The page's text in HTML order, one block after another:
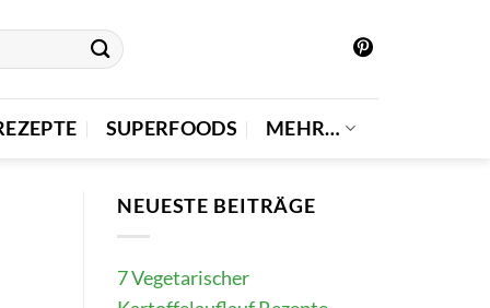
SUPERFOODS MEHR…
NEUESTE BEITRÄGE
7 Vegetarischer